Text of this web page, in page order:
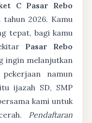
C Pasar Rebo
tahun 2026. Kamu
tepat, bagi kamu
Pasar Rebo
ingin melanjutkan
namun
ijazah SD, SMP
kami untuk
Pendaftaran